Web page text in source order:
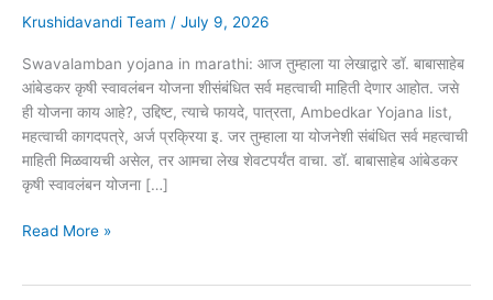
Krushidavandi Team / July 9, 2026
Swavalamban yojana in marathi: आज तुम्हाला या लेखाद्वारे डॉ. बाबासाहेब
आंबेडकर कृषी स्वावलंबन योजना शीसंबंधित सर्व महत्वाची माहिती देणार आहोत. जसे
ही योजना काय आहे?, उद्दिष्ट, त्याचे फायदे, पात्रता, Ambedkar Yojana list,
महत्वाची कागदपत्रे, अर्ज प्रक्रिया इ. जर तुम्हाला या योजनेशी संबंधित सर्व महत्वाची
माहिती मिळवायची असेल, तर आमचा लेख शेवटपर्यंत वाचा. डॉ. बाबासाहेब आंबेडकर
कृषी स्वावलंबन योजना […]
डॉ.
Read More »